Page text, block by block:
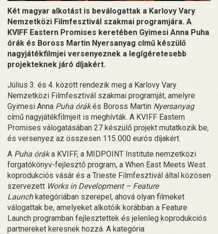
Két magyar alkotást is beválogattak a Karlovy Vary
Nemzetközi Filmfesztivál szakmai programjára. A
KVIFF Eastern Promises keretében Gyimesi Anna Puha
órák és Boross Martin Nyersanyag című készülő
nagyjátékfilmjei versenyeznek a legígéretesebb
projekteknek járó díjakért.
Július 3. és 4. között rendezik meg a Karlovy Vary
Nemzetközi Filmfesztivál szakmai programját, amelyre
Gyimesi Anna Puha órákés Boross Martin Nyersanyag
című nagyjátékfilmjeit is meghívták. A KVIFF Eastern
Promises válogatásában 27 készülő projekt mutatkozik be,
és versenyez az összesen 115 000 eurós díjakért.
A Puha óráka KVIFF, a MIDPOINT Institute nemzetközi
forgatókönyv-fejlesztő program, a When East Meets West
koprodukciós vásár és a Trieste Filmfesztivál által közösen
szervezett Works in Development – Feature
Launchkategóriában szerepel, ahová olyan filmeket
válogattak be, amelyeket alkotóik korábban a Feature
Launch programban fejlesztettek és jelenleg koprodukciós
partnereket keresnek hozzá. A kategória